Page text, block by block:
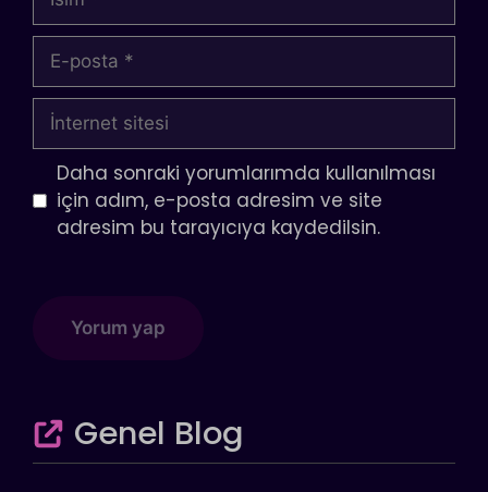
posta
İnternet
sitesi
Daha sonraki yorumlarımda kullanılması
için adım, e-posta adresim ve site
adresim bu tarayıcıya kaydedilsin.
Genel Blog